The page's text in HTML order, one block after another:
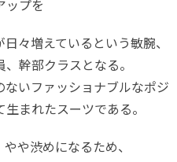
ップを
々増えているという敏腕、
幹部クラスとなる。
ないファッショナブルなポジ
まれたスーツである。
や渋めになるため、